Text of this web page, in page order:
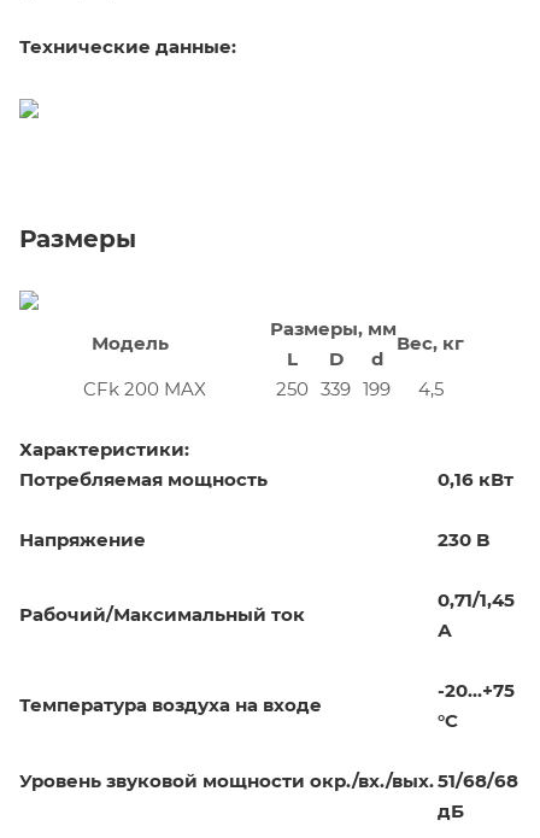
Технические данные:
Размеры
Модель
Размеры, мм
Вес, кг
L D
d
CFk 200 MAX
250 339 199 4,5
Характеристики:
Потребляемая мощность
0,16 кВт
Напряжение 230 B
Рабочий/Максимальный ток
0,71/1,45
А
Температура воздуха на входе
-20…+75
°С
Уровень звуковой мощности окр./вх./вых.51/68/68
дБ